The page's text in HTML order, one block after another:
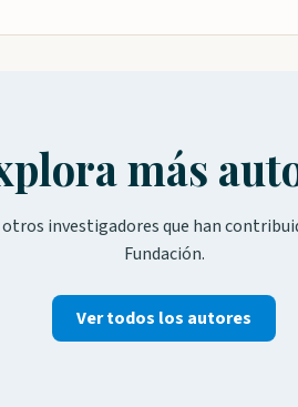
más
investigadores que han
Fundación.
Ver todos los autores